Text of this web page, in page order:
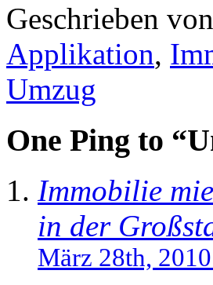
Geschrieben von
Applikation,
Umzug
One Ping to
Immobilie
in der
März 28th,